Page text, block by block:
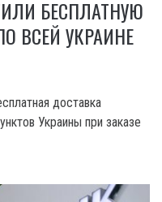
БЕСПЛАТНУЮ
ВСЕЙ УКРАИНЕ
доставка
Украины при заказе